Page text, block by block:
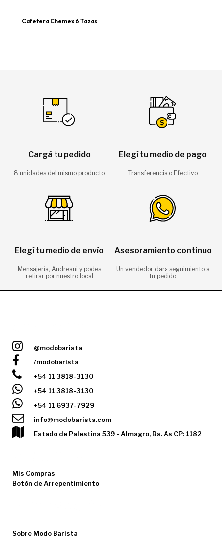
Cafetera Chemex 6 Tazas
Cargá tu pedido
8 unidades del mismo producto
Elegí tu medio de pago
Transferencia o Efectivo
Elegí tu medio de envío
Mensajería, Andreani y podes
retirar por nuestro local
Asesoramiento continuo
Un vendedor dara seguimiento a
tu pedido
@modobarista
/modobarista
+54 11 3818-3130
+54 11 3818-3130
+54 11 6937-7929
info@modobarista.com
Estado de Palestina 539 - Almagro, Bs. As CP: 1182
Mis Compras
Botón de Arrepentimiento
Sobre Modo Barista